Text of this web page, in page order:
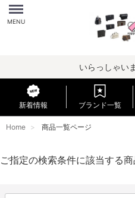
Menu
MENU
いらっしゃい
新着情報 ブランド一覧
Home 商品一覧ページ
ご指定の検索条件に該当する商